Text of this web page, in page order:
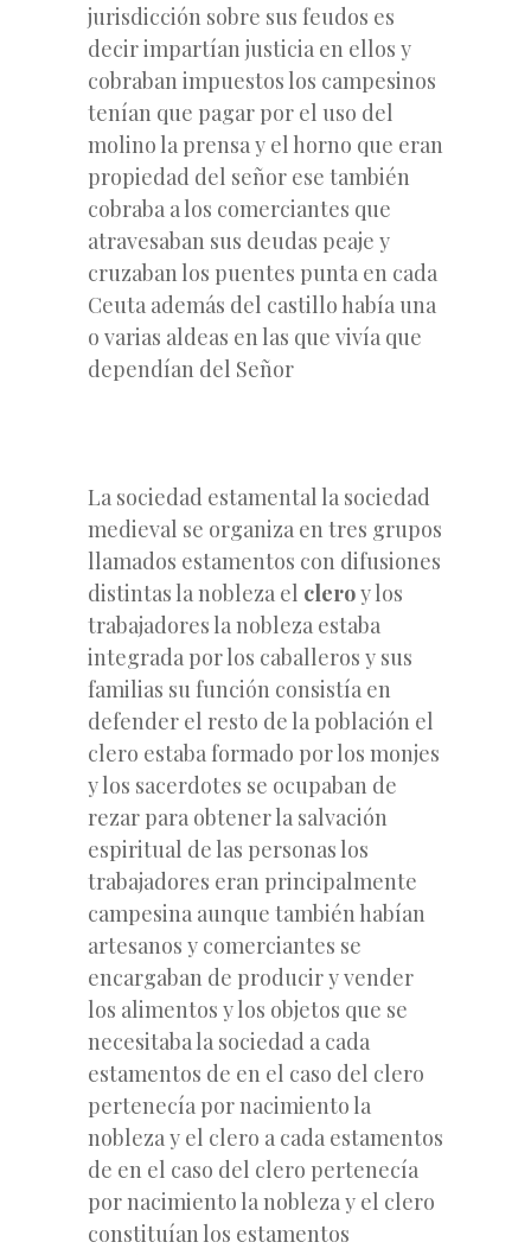
jurisdicción sobre sus feudos es
decir impartían justicia en ellos y
cobraban impuestos los campesinos
tenían que pagar por el uso del
molino la prensa y el horno que eran
propiedad del señor ese también
cobraba a los comerciantes que
atravesaban sus deudas peaje y
cruzaban los puentes punta en cada
Ceuta además del castillo había una
o varias aldeas en las que vivía que
dependían del Señor
La sociedad estamental la sociedad
medieval se organiza en tres grupos
llamados estamentos con difusiones
distintas la nobleza el cleroy los
trabajadores la nobleza estaba
integrada por los caballeros y sus
familias su función consistía en
defender el resto de la población el
clero estaba formado por los monjes
y los sacerdotes se ocupaban de
rezar para obtener la salvación
espiritual de las personas los
trabajadores eran principalmente
campesina aunque también habían
artesanos y comerciantes se
encargaban de producir y vender
los alimentos y los objetos que se
necesitaba la sociedad a cada
estamentos de en el caso del clero
pertenecía por nacimiento la
nobleza y el clero a cada estamentos
de en el caso del clero pertenecía
por nacimiento la nobleza y el clero
constituían los estamentos